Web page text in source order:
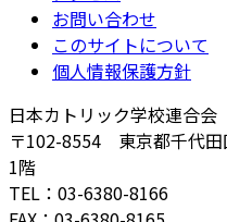
お問い合わせ
このサイトについて
個人情報保護方針
日本カトリック学校連合会
〒102-8554 東京都千代
1階
TEL：03-6380-8166